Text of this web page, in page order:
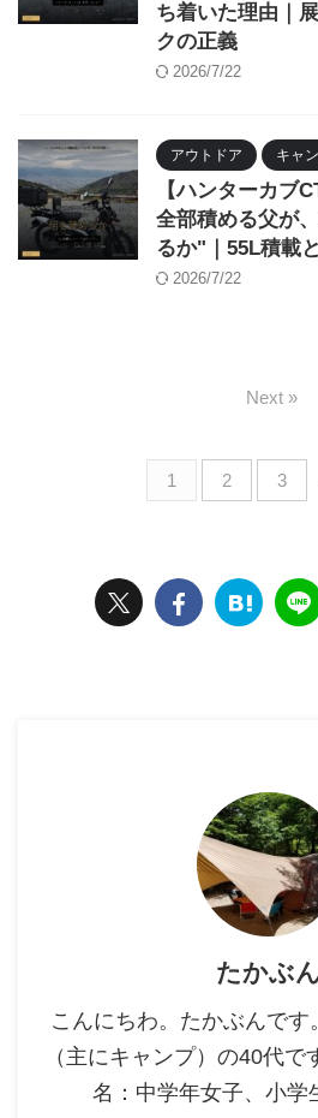
ち着いた理由｜
クの正義
2026/7/22
アウトドア キャ
【ハンターカブ
全部積める父が
るか"｜55L積載
2026/7/22
1 2 3
Next »
たかぶ
こんにちわ。たかぶんです
（主にキャンプ）の40代
名：中学年女子、小学